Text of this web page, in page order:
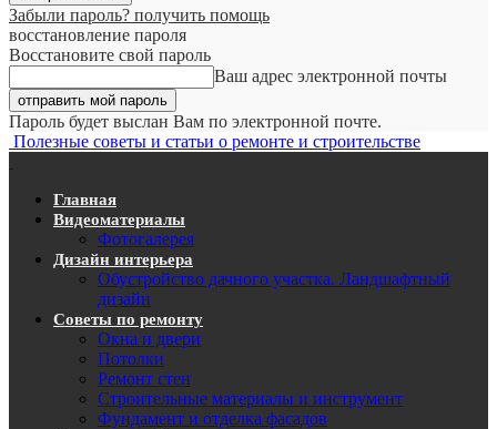
Забыли пароль? получить помощь
восстановление пароля
Восстановите свой пароль
Ваш адрес электронной почты
Пароль будет выслан Вам по электронной почте.
Полезные советы и статьи о ремонте и строительстве
Главная
Видеоматериалы
Фотогалерея
Дизайн интерьера
Обустройство дачного участка. Ландшафтный
дизайн
Советы по ремонту
Окна и двери
Потолки
Ремонт стен
Строительные материалы и инструмент
Фундамент и отделка фасадов